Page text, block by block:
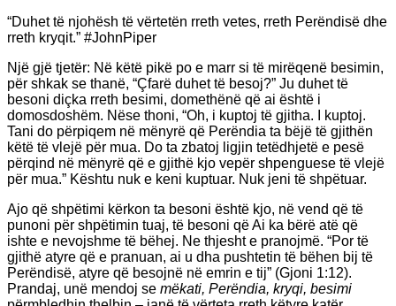
“Duhet të njohësh të vërtetën rreth vetes, rreth Perëndisë dhe
rreth kryqit.” #JohnPiper
Një gjë tjetër: Në këtë pikë po e marr si të mirëqenë besimin,
për shkak se thanë, “Çfarë duhet të besoj?” Ju duhet të
besoni diçka rreth besimi, domethënë që ai është i
domosdoshëm. Nëse thoni, “Oh, i kuptoj të gjitha. I kuptoj.
Tani do përpiqem në mënyrë që Perëndia ta bëjë të gjithën
këtë të vlejë për mua. Do ta zbatoj ligjin tetëdhjetë e pesë
përqind në mënyrë që e gjithë kjo vepër shpenguese të vlejë
për mua.” Kështu nuk e keni kuptuar. Nuk jeni të shpëtuar.
Ajo që shpëtimi kërkon ta besoni është kjo, në vend që të
punoni për shpëtimin tuaj, të besoni që Ai ka bërë atë që
ishte e nevojshme të bëhej. Ne thjesht e pranojmë. “Por të
gjithë atyre që e pranuan, ai u dha pushtetin të bëhen bij të
Perëndisë, atyre që besojnë në emrin e tij” (Gjoni 1:12).
Prandaj, unë mendoj se mëkati, Perëndia, kryqi, besimi